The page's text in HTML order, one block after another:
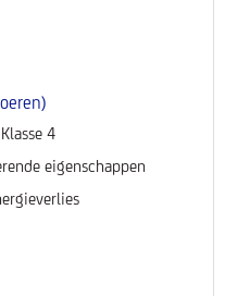
4
eigenschappen